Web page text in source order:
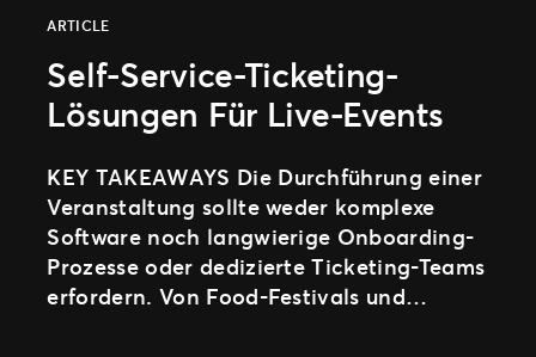
ARTICLE
Self-Service-Ticketing-
Lösungen Für Live-Events
KEY TAKEAWAYS Die Durchführung einer
Veranstaltung sollte weder komplexe
Software noch langwierige Onboarding-
Prozesse oder dedizierte Ticketing-Teams
erfordern. Von Food-Festivals und